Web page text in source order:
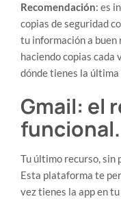
Recomendación: es
copias de seguridad
tu información a buen
haciendo copias cada
dónde tienes la última
Gmail: el
funcional.
Tu último recurso, sin
Esta plataforma te
vez tienes la app en